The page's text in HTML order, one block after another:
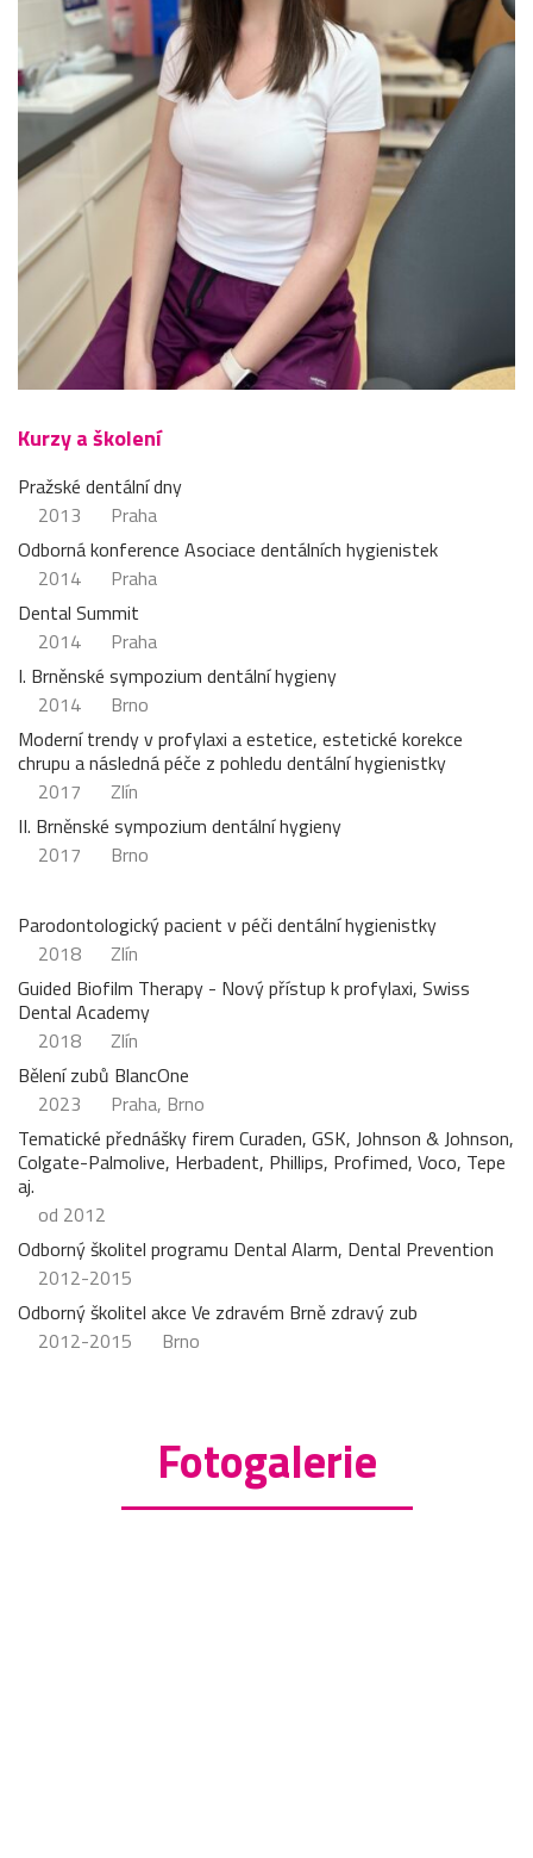
Kurzy a školení
Pražské dentální dny
2013
Praha
Odborná konference Asociace dentálních hygienistek
2014
Praha
Dental Summit
2014
Praha
I. Brněnské sympozium dentální hygieny
2014
Brno
Moderní trendy v profylaxi a estetice, estetické korekce
chrupu a následná péče z pohledu dentální hygienistky
2017
Zlín
II. Brněnské sympozium dentální hygieny
2017
Brno
Parodontologický pacient v péči dentální hygienistky
2018
Zlín
Guided Biofilm Therapy - Nový přístup k profylaxi, Swiss
Dental Academy
2018
Zlín
Bělení zubů BlancOne
2023
Praha, Brno
Tematické přednášky firem Curaden, GSK, Johnson & Johnson,
Colgate-Palmolive, Herbadent, Phillips, Profimed, Voco, Tepe
aj.
od 2012
Odborný školitel programu Dental Alarm, Dental Prevention
2012-2015
Odborný školitel akce Ve zdravém Brně zdravý zub
2012-2015
Brno
Fotogalerie